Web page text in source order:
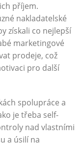
příjem.
nakladatelské
získali co nejlepší
marketingové
prodeje, což
pro další
spolupráce a
je třeba self-
nad vlastními
a úsilí na